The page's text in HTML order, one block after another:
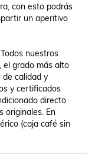
con esto podrás
un aperitivo
nuestros
el grado más alto
calidad y
y certificados
directo
originales. En
(caja café sin